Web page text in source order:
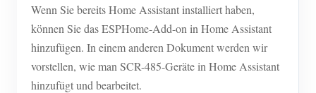
Wenn Sie bereits Home Assistant installiert haben,
können Sie das ESPHome-Add-on in Home Assistant
hinzufügen. In einem anderen Dokument werden wir
vorstellen, wie man SCR-485-Geräte in Home Assistant
hinzufügt und bearbeitet.